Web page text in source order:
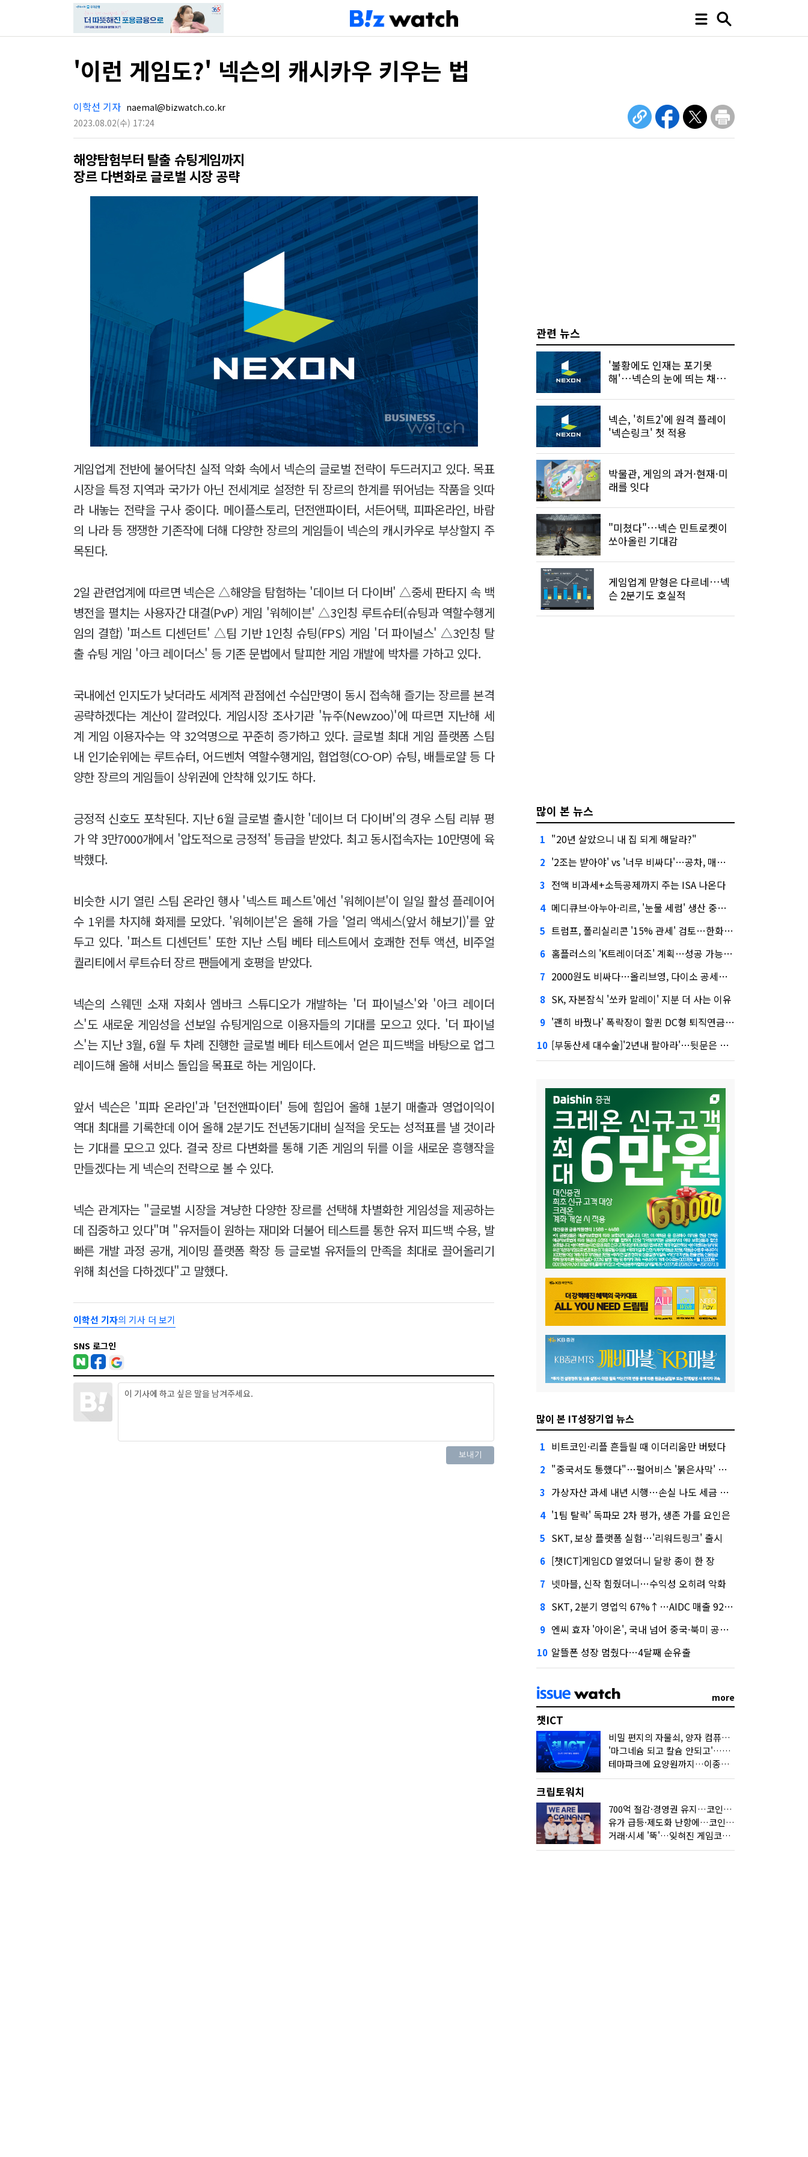
'이런 게임도?' 넥슨의 캐시카우 키우는 법
이학선 기자 naemal@bizwatch.co.kr
2023.08.02(수) 17:24
해양탐험부터 탈출 슈팅게임까지
장르 다변화로 글로벌 시장 공략
게임업계 전반에 불어닥친 실적 악화 속에서 넥슨의 글로벌 전략이 두드러지고 있다. 목표
시장을 특정 지역과 국가가 아닌 전세계로 설정한 뒤 장르의 한계를 뛰어넘는 작품을 잇따
라 내놓는 전략을 구사 중이다. 메이플스토리, 던전앤파이터, 서든어택, 피파온라인, 바람
의 나라 등 쟁쟁한 기존작에 더해 다양한 장르의 게임들이 넥슨의 캐시카우로 부상할지 주
목된다.
2일 관련업계에 따르면 넥슨은 △해양을 탐험하는 '데이브 더 다이버' △중세 판타지 속 백
병전을 펼치는 사용자간 대결(PvP) 게임 '워헤이븐' △3인칭 루트슈터(슈팅과 역할수행게
임의 결합) '퍼스트 디센던트' △팀 기반 1인칭 슈팅(FPS) 게임 '더 파이널스' △3인칭 탈
출 슈팅 게임 '아크 레이더스' 등 기존 문법에서 탈피한 게임 개발에 박차를 가하고 있다.
국내에선 인지도가 낮더라도 세계적 관점에선 수십만명이 동시 접속해 즐기는 장르를 본격
공략하겠다는 계산이 깔려있다. 게임시장 조사기관 '뉴주(Newzoo)'에 따르면 지난해 세
계 게임 이용자수는 약 32억명으로 꾸준히 증가하고 있다. 글로벌 최대 게임 플랫폼 스팀
내 인기순위에는 루트슈터, 어드벤처 역할수행게임, 협업형(CO-OP) 슈팅, 배틀로얄 등 다
양한 장르의 게임들이 상위권에 안착해 있기도 하다.
긍정적 신호도 포착된다. 지난 6월 글로벌 출시한 '데이브 더 다이버'의 경우 스팀 리뷰 평
가 약 3만7000개에서 '압도적으로 긍정적' 등급을 받았다. 최고 동시접속자는 10만명에 육
박했다.
비슷한 시기 열린 스팀 온라인 행사 '넥스트 페스트'에선 '워헤이븐'이 일일 활성 플레이어
수 1위를 차지해 화제를 모았다. '워헤이븐'은 올해 가을 '얼리 액세스(앞서 해보기)'를 앞
두고 있다. '퍼스트 디센던트' 또한 지난 스팀 베타 테스트에서 호쾌한 전투 액션, 비주얼
퀄리티에서 루트슈터 장르 팬들에게 호평을 받았다.
넥슨의 스웨덴 소재 자회사 엠바크 스튜디오가 개발하는 '더 파이널스'와 '아크 레이더
스'도 새로운 게임성을 선보일 슈팅게임으로 이용자들의 기대를 모으고 있다. '더 파이널
스'는 지난 3월, 6월 두 차례 진행한 글로벌 베타 테스트에서 얻은 피드백을 바탕으로 업그
레이드해 올해 서비스 돌입을 목표로 하는 게임이다.
앞서 넥슨은 '피파 온라인'과 '던전앤파이터' 등에 힘입어 올해 1분기 매출과 영업이익이
역대 최대를 기록한데 이어 올해 2분기도 전년동기대비 실적을 웃도는 성적표를 낼 것이라
는 기대를 모으고 있다. 결국 장르 다변화를 통해 기존 게임의 뒤를 이을 새로운 흥행작을
만들겠다는 게 넥슨의 전략으로 볼 수 있다.
넥슨 관계자는 "글로벌 시장을 겨냥한 다양한 장르를 선택해 차별화한 게임성을 제공하는
데 집중하고 있다"며 "유저들이 원하는 재미와 더불어 테스트를 통한 유저 피드백 수용, 발
빠른 개발 과정 공개, 게이밍 플랫폼 확장 등 글로벌 유저들의 만족을 최대로 끌어올리기
위해 최선을 다하겠다"고 말했다.
이학선 기자의 기사 더 보기
SNS 로그인
관련 뉴스
'불황에도 인재는 포기못
해'…넥슨의 눈에 띄는 채용
넥슨, '히트2'에 원격 플레이
'넥슨링크' 첫 적용
박물관, 게임의 과거·현재·미
래를 잇다
"미쳤다"…넥슨 민트로켓이
쏘아올린 기대감
게임업계 맏형은 다르네…넥
슨 2분기도 호실적
많이 본 뉴스
1 "20년 살았으니 내 집 되게 해달라?"
2 '2조는 받아야' vs '너무 비싸다'…공차, 매각 성공할까
3 전액 비과세+소득공제까지 주는 ISA 나온다
4 메디큐브·아누아·리르, '눈물 세럼' 생산 중단한다
5 트럼프, 폴리실리콘 '15% 관세' 검토…한화큐셀·OCI 영향은?
6 홈플러스의 'K트레이더조' 계획…성공 가능성은 '글쎄'
7 2000원도 비싸다…올리브영, 다이소 공세에 '가성비'로 맞불
8 SK, 자본잠식 '쏘카 말레이' 지분 더 사는 이유
9 '괜히 바꿨나' 폭락장이 할퀸 DC형 퇴직연금…전문가 조언은
10 [부동산세 대수술]'2년내 팔아라'…뒷문은 열었다
많이 본 IT성장기업 뉴스
1 비트코인·리플 흔들릴 때 이더리움만 버텼다
2 "중국서도 통했다"…펄어비스 '붉은사막' 최고 게임상
3 가상자산 과세 내년 시행…손실 나도 세금 낸다고?
4 '1팀 탈락' 독파모 2차 평가, 생존 가를 요인은
5 SKT, 보상 플랫폼 실험…'리워드링크' 출시
6 [챗ICT]게임CD 열었더니 달랑 종이 한 장
7 넷마블, 신작 힘줬더니…수익성 오히려 악화
8 SKT, 2분기 영업익 67%↑…AIDC 매출 92% 급증
9 엔씨 효자 '아이온', 국내 넘어 중국·북미 공략 나선다
10 알뜰폰 성장 멈췄다…4달째 순유출
more
챗ICT
비밀 편지의 자물쇠, 양자 컴퓨터가 연다
'마그네슘 되고 칼슘 안되고'…다음 'AI 요약' 갈 길은
테마파크에 요양원까지…이종사업 눈독 들이는 게임사
크립토워치
700억 절감·경영권 유지…코인원의 '영리한 딜'
유가 급등·제도화 난항에…코인 또 '멈칫'
거래·시세 '뚝'…잊혀진 게임코인들